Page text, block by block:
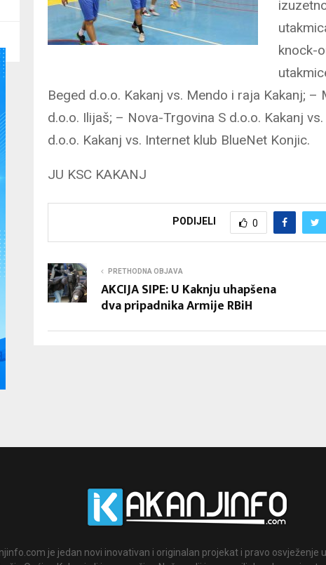
knock-
Beged d.o.o. Kakanj vs. Mendo i raja Kakanj; –
d.o.o. Ilijaš; – Nova-Trgovina S d.o.o. Kakanj
d.o.o. Kakanj vs. Internet klub BlueNet Konjic.
JU KSC KAKANJ
PODIJELI 0
PRETHODNA OBJAVA
AKCIJA SIPE: U Kaknju uhapšena
dva pripadnika Armije RBiH
je jedan novi inovativan i originalan projekat i pravo osvježenje